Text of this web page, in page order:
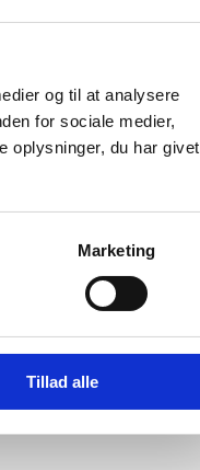
og til at analysere
for sociale medier,
oplysninger, du har givet
Marketing
Tillad alle